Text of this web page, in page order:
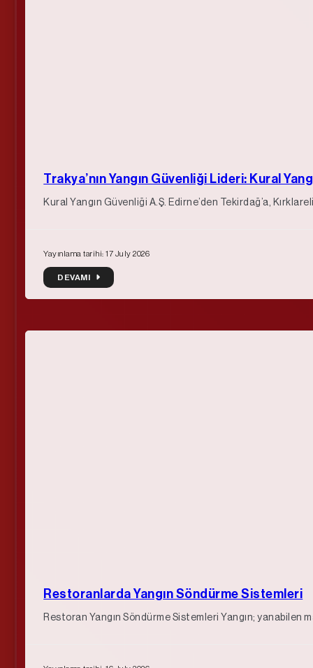
Trakya’nın Yangın Güvenliği Lideri: Kural
Kural Yangın Güvenliği A.Ş. Edirne’den Tekirdağ’a,
Yayınlama tarihi: 17 July 2026
DEVAMI
DEVAMI
Restoranlarda Yangın Söndürme Sistemleri
Restoran Yangın Söndürme Sistemleri Yangın; yanabilen